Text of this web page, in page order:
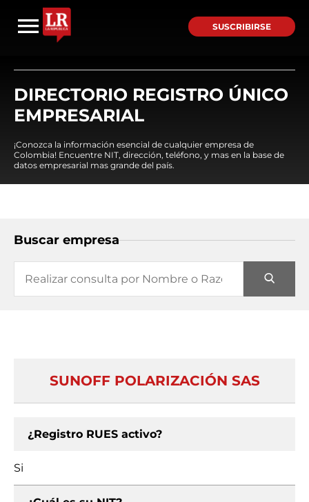
SUSCRIBIRSE
DIRECTORIO REGISTRO ÚNICO
EMPRESARIAL
¡Conozca la información esencial de cualquier empresa de
Colombia! Encuentre NIT, dirección, teléfono, y mas en la base de
datos empresarial mas grande del país.
Buscar empresa
SUNOFF POLARIZACIÓN SAS
¿Registro RUES activo?
Si